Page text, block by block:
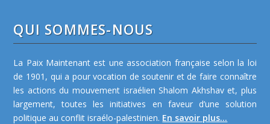
QUI SOMMES-NOUS
La Paix Maintenant est une association française selon la loi
de 1901, qui a pour vocation de soutenir et de faire connaître
les actions du mouvement israélien Shalom Akhshav et, plus
largement, toutes les initiatives en faveur d’une solution
politique au conflit israélo-palestinien. En savoir plus...